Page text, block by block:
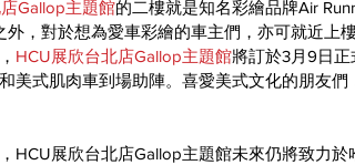
Gallop主題館的二樓就是知名彩繪品牌Air
，對於想為愛車彩繪的車主們，亦可就近上
HCU展欣台北店Gallop主題館將訂於3月9日
美式肌肉車到場助陣。喜愛美式文化的朋友們
HCU展欣台北店Gallop主題館未來仍將致力